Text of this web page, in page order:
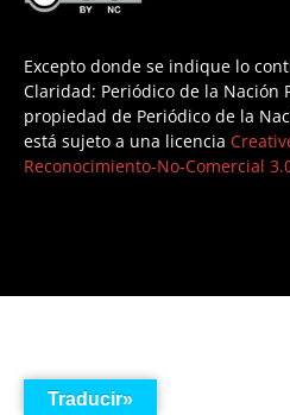
Excepto donde se indique lo
Claridad: Periódico de la Nación
propiedad de Periódico de la
está sujeto a una licencia
Reconocimiento-No-Comercial
Traducir»